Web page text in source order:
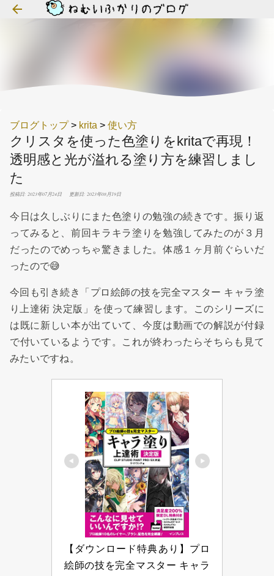
スキップしてメイン コンテンツに移動
ブログトップ> krita > 使い方
クリスタを使った色塗りをkritaで再現！
透明感と光が溢れる塗り方を練習しまし
た
投稿日: 2023年07月24日 更新日: 2023年08月19日
今日は久しぶりにまた色塗りの勉強の続きです。振り返
ってみると、前回キラキラ塗りを勉強してみたのが３月
だったのでめっちゃ驚きました。体感１ヶ月前ぐらいだ
ったので😅
今回も引き続き「プロ絵師の技を完全マスター キャラ塗
り上達術 決定版」を使って練習します。このシリーズに
は既に新しい本が出ていて、今度は動画での解説が付録
で付いているようです。これが終わったらそちらも見て
みたいですね。
【ダウンロード特典あり】プロ
絵師の技を完全マスター キャラ